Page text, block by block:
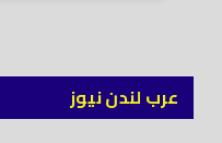
عرب لندن نيوز